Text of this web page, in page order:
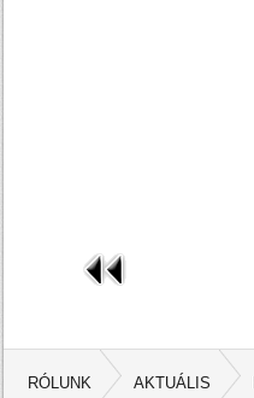
RÓLUNK AKTUÁLIS